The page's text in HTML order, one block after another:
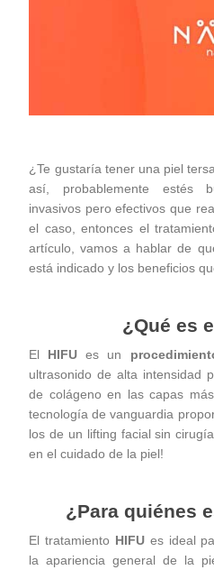
¿Te gustaría tener una piel
así, probablemente estés
invasivos pero efectivos que
el caso, entonces el
artículo, vamos a hablar de
está indicado y los beneficios
¿Qué es
El HIFU es un
ultrasonido de alta intensidad
de colágeno en las capas
tecnología de vanguardia
los de un lifting facial sin
en el cuidado de la piel!
¿Para quiénes
El tratamiento HIFUes ideal
la apariencia general de la